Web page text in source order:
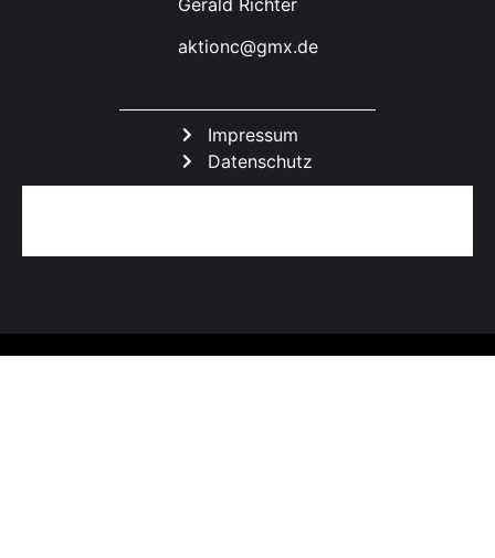
Gerald Richter
aktionc@gmx.de
Impressum
Datenschutz